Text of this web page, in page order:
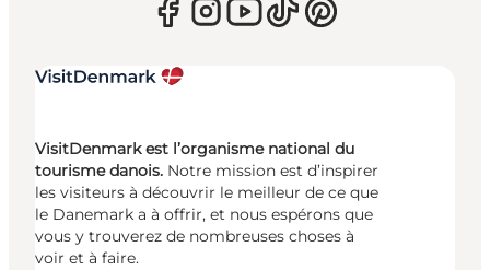
VisitDenmark est l’organisme national du
tourisme danois. Notre mission est d’inspirer
les visiteurs à découvrir le meilleur de ce que
le Danemark a à offrir, et nous espérons que
vous y trouverez de nombreuses choses à
voir et à faire.